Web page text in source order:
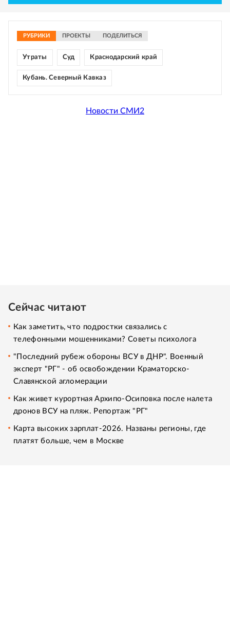
РУБРИКИ ПРОЕКТЫ ПОДЕЛИТЬСЯ
Утраты Суд Краснодарский край
Кубань. Северный Кавказ
Новости СМИ2
Сейчас читают
Как заметить, что подростки связались с
телефонными мошенниками? Советы психолога
"Последний рубеж обороны ВСУ в ДНР". Военный
эксперт "РГ" - об освобождении Краматорско-
Славянской агломерации
Как живет курортная Архипо-Осиповка после налета
дронов ВСУ на пляж. Репортаж "РГ"
Карта высоких зарплат-2026. Названы регионы, где
платят больше, чем в Москве